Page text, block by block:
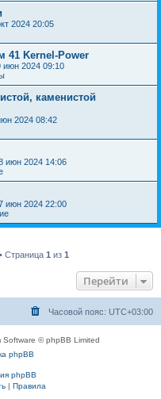
2024 20:05
41 Kernel-Power
июн 2024 09:10
каменистой
2024 08:42
июн 2024 14:06
июн 2024 22:00
Страница 1 из 1
Перейти
Часовой пояс: UTC+03:00
Software © phpBB Limited
phpBB
phpBB
| Правила